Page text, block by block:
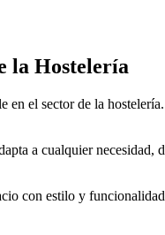
la Hostelería
en el sector de la
a cualquier necesidad,
con estilo y